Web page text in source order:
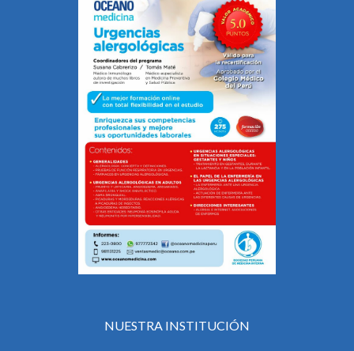
NUESTRA INSTITUCIÓN